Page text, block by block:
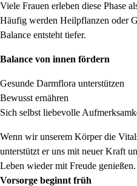
Viele Frauen erleben diese Phase
Häufig werden Heilpflanzen oder
Balance entsteht tiefer.
Balance von innen fördern
Gesunde Darmflora unterstützen
Bewusst ernähren
Sich selbst liebevolle
Wenn wir unserem Körper die
unterstützt er uns mit neuer Kraft
Leben wieder mit Freude genießen.
Vorsorge beginnt früh